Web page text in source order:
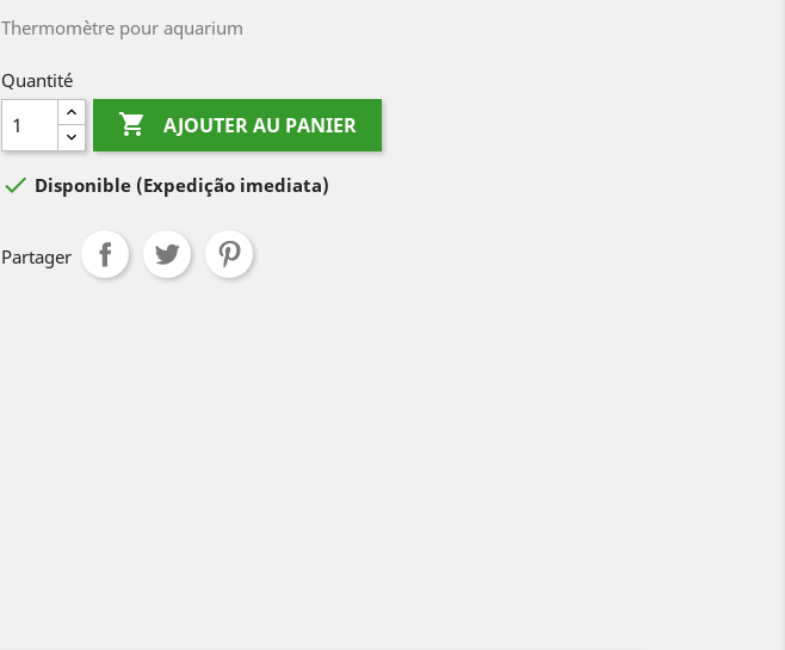
Thermomètre pour aquarium
Quantité
 AJOUTER AU PANIER
 Disponible (Expedição imediata)
Partager